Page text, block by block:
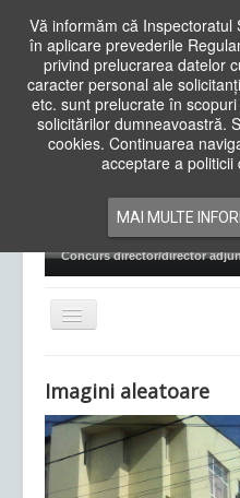
Vă informăm că
în aplicare prevederile
privind prelucrarea datelor
caracter personal ale
etc. sunt prelucrate în
solicitărilor dumneavoastră.
cookies. Continuarea
acceptare a politicii
MAI MULTE
Cauta
in
siteAcasa Cadre
Examene Naționale
Concurs director/director
Comută
navigarea
Imagini aleatoare